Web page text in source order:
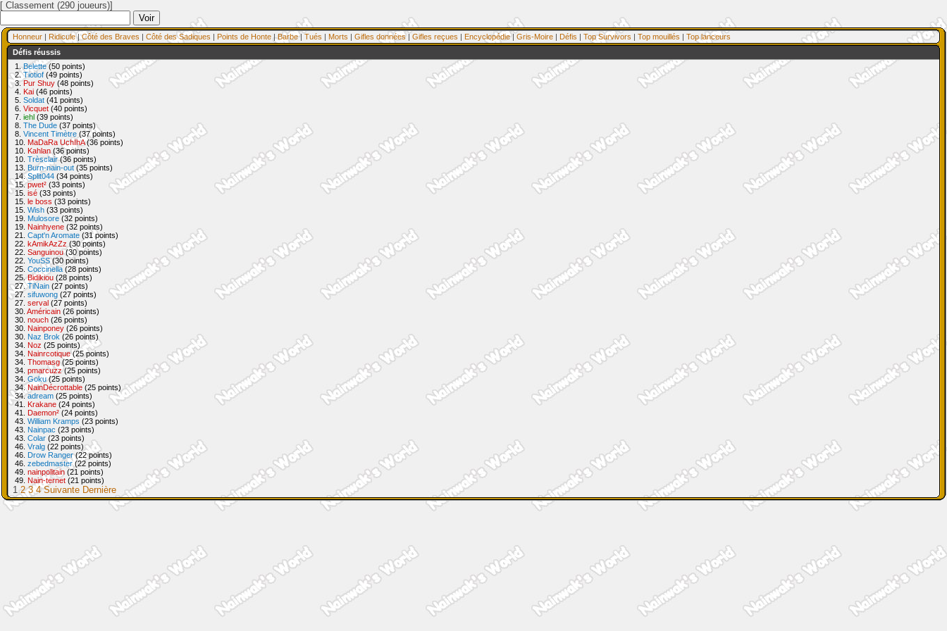
[ Classement (290 joueurs)]
Honneur | Ridicule|Côté des Braves | Côté des Sadiques | Points de Honte |Barbe| Tués | Morts | Gifles données | Gifles reçues | Encyclopédie| Gris-Moire | Défis | Top Survivors | Top mouillés | Top lanceurs
Défis réussis
1. Belette (50 points)
2.Tiotiof (49 points)
3. Pur Shuy (48 points)
4. Kai (46 points)
5. Soldat (41 points)
6. Vicquet (40 points)
7. iehl (39 points)
8. The Dude (37 points)
8. Vincent Timètre (37 points)
10. MaDaRa UchIhA(36 points)
10. Kahlan (36 points)
10. Trèsclair(36 points)
13. Burn-nain-out (35 points)
14.Split044 (34 points)
15.pwet² (33 points)
15. isé (33 points)
15. le boss (33 points)
15. Wish (33 points)
19. Mulosore (32 points)
19. Nainhyene (32 points)
21. Capt'n Aromate (31 points)
22. kAmikAzZz (30 points)
22. Sanguinou(30 points)
22. YouSS(30 points)
25. Coccinella (28 points)
25.Bidikiou (28 points)
27.TiNain (27 points)
27. sifuwong (27 points)
27. serval (27 points)
30. Américain (26 points)
30. nouch (26 points)
30. Nainponey (26 points)
30. Naz Brok (26 points)
34. Noz (25 points)
34. Nainrcotique(25 points)
34. Thomasg(25 points)
34. pmarcuzz(25 points)
34. Goku(25 points)
34.NainDécrottable (25 points)
34.adream (25 points)
41. Krakane (24 points)
41. Daemon² (24 points)
43. William Kramps (23 points)
43. Nainpac (23 points)
43. Colar (23 points)
46. Vralg (22 points)
46. Drow Ranger(22 points)
46. zebedmaster(22 points)
49. nainpolitain (21 points)
49. Nain-ternet (21 points)
1 2 3 4 Suivante Dernière